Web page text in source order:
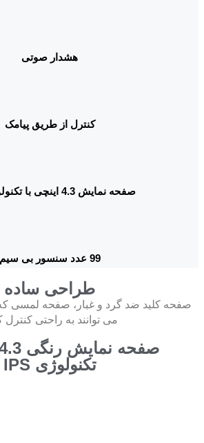
هشدار صوتی
کنترل از طریق پیامک
صفحه نمایش 4.3 اینچی با تکنولوژی IPS
99 عدد سنسور بی سیم
طراحی ساده
صفحه کلید ضد گرد و غبار، صفحه لمسی
می توانند به راحتی کنترل
تکنولوژی IPS